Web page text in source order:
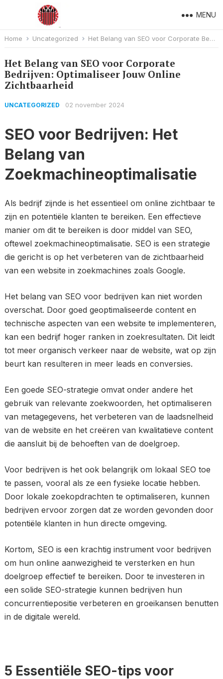
MENU
Home Uncategorized Het Belang van SEO voor Corporate Bedrijven: Optimaliseer Jouw Online Zichtbaarheid
Het Belang van SEO voor Corporate
Bedrijven: Optimaliseer Jouw Online
Zichtbaarheid
UNCATEGORIZED 02 november 2024
SEO voor Bedrijven: Het
Belang van
Zoekmachineoptimalisatie
Als bedrijf zijnde is het essentieel om online zichtbaar te
zijn en potentiële klanten te bereiken. Een effectieve
manier om dit te bereiken is door middel van SEO,
oftewel zoekmachineoptimalisatie. SEO is een strategie
die gericht is op het verbeteren van de zichtbaarheid
van een website in zoekmachines zoals Google.
Het belang van SEO voor bedrijven kan niet worden
overschat. Door goed geoptimaliseerde content en
technische aspecten van een website te implementeren,
kan een bedrijf hoger ranken in zoekresultaten. Dit leidt
tot meer organisch verkeer naar de website, wat op zijn
beurt kan resulteren in meer leads en conversies.
Een goede SEO-strategie omvat onder andere het
gebruik van relevante zoekwoorden, het optimaliseren
van metagegevens, het verbeteren van de laadsnelheid
van de website en het creëren van kwalitatieve content
die aansluit bij de behoeften van de doelgroep.
Voor bedrijven is het ook belangrijk om lokaal SEO toe
te passen, vooral als ze een fysieke locatie hebben.
Door lokale zoekopdrachten te optimaliseren, kunnen
bedrijven ervoor zorgen dat ze worden gevonden door
potentiële klanten in hun directe omgeving.
Kortom, SEO is een krachtig instrument voor bedrijven
om hun online aanwezigheid te versterken en hun
doelgroep effectief te bereiken. Door te investeren in
een solide SEO-strategie kunnen bedrijven hun
concurrentiepositie verbeteren en groeikansen benutten
in de digitale wereld.
5 Essentiële SEO-tips voor